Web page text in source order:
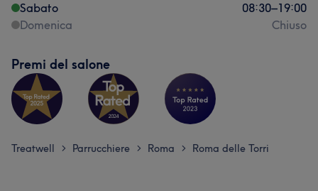
Sabato
08:30–19:00
Domenica
Chiuso
Premi del salone
Treatwell > Parrucchiere > Roma > Roma delle Torri